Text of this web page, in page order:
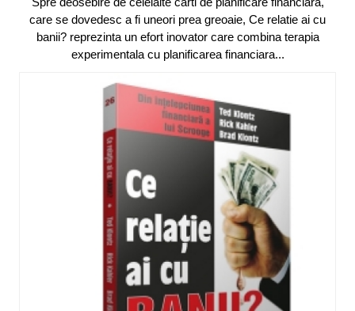
care se dovedesc a fi uneori prea greoaie, Ce relatie ai cu
banii? reprezinta un efort inovator care combina terapia
experimentala cu planificarea financiara...